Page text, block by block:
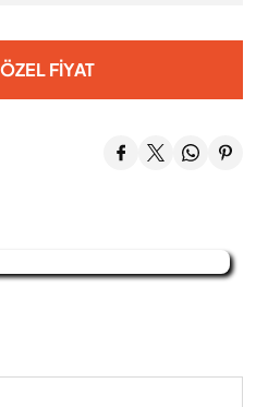
FIYAT